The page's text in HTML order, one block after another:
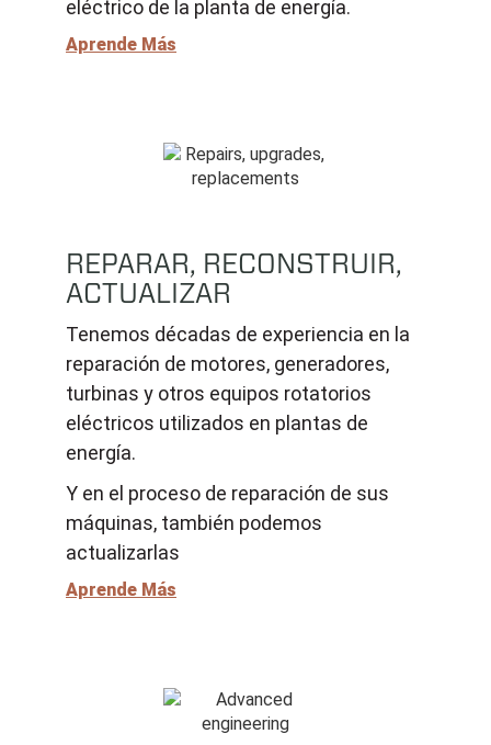
eléctrico de la planta de energía.
Aprende Más
REPARAR, RECONSTRUIR,
ACTUALIZAR
Tenemos décadas de experiencia en la
reparación de motores, generadores,
turbinas y otros equipos rotatorios
eléctricos utilizados en plantas de
energía.
Y en el proceso de reparación de sus
máquinas, también podemos
actualizarlas
Aprende Más